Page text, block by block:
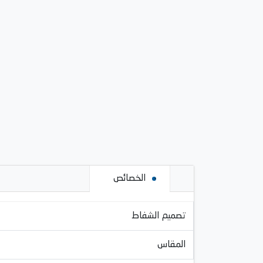
الخصائص
تصميم الشفاط
المقاس